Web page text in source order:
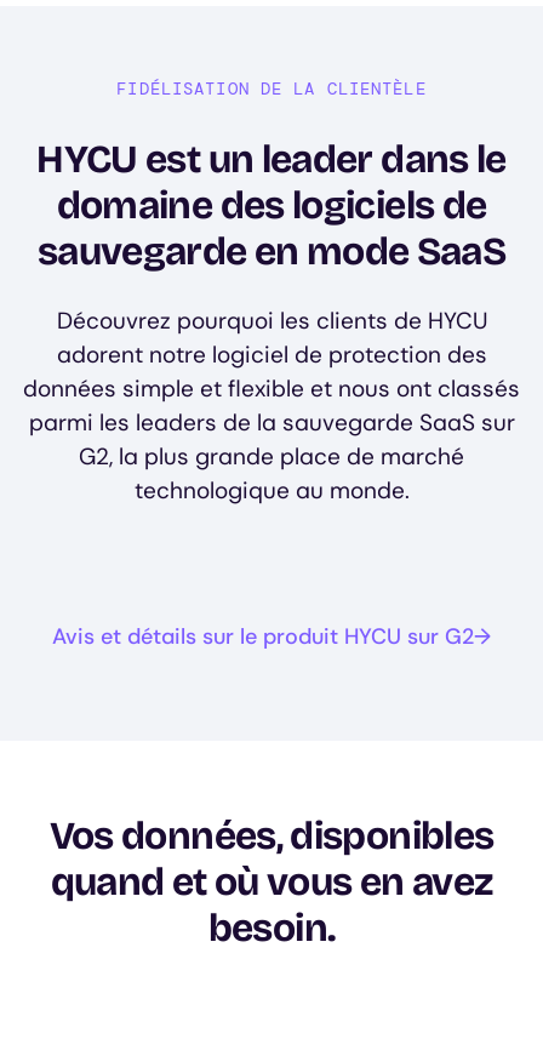
FIDÉLISATION DE LA CLIENTÈLE
HYCU est un leader dans le
domaine des logiciels de
sauvegarde en mode SaaS
Découvrez pourquoi les clients de HYCU
adorent notre logiciel de protection des
données simple et flexible et nous ont classés
parmi les leaders de la sauvegarde SaaS sur
G2, la plus grande place de marché
technologique au monde.
Avis et détails sur le produit HYCU sur G2
Vos données, disponibles
quand et où vous en avez
besoin.